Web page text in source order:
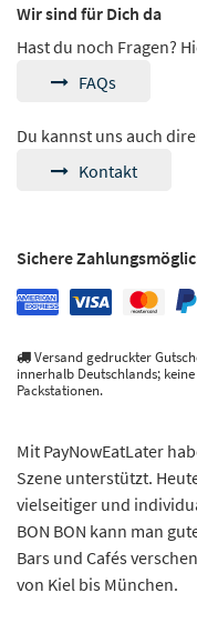
Wir sind für Dich da
Hast du noch Fragen?
FAQs
Du kannst uns auch
Kontakt
Sichere
Versand gedruckter
innerhalb Deutschlands;
Packstationen.
Mit PayNowEatLater
Szene unterstützt.
vielseitiger und
BON BON kann man
Bars und Cafés
von Kiel bis München.